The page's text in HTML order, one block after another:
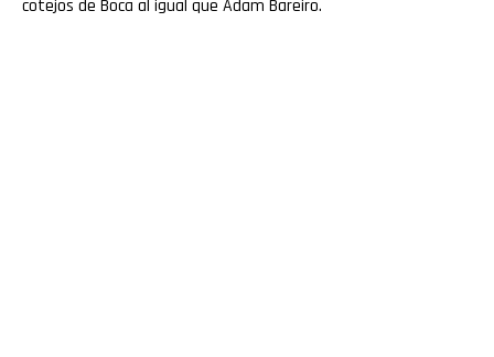
cotejos de Boca al igual que Adam Bareiro.